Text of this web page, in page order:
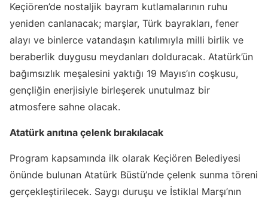
Keçiören’de nostaljik bayram kutlamalarının ruhu
yeniden canlanacak; marşlar, Türk bayrakları, fener
alayı ve binlerce vatandaşın katılımıyla milli birlik ve
beraberlik duygusu meydanları dolduracak. Atatürk’ün
bağımsızlık meşalesini yaktığı 19 Mayıs’ın coşkusu,
gençliğin enerjisiyle birleşerek unutulmaz bir
atmosfere sahne olacak.
Atatürk anıtına çelenk bırakılacak
Program kapsamında ilk olarak Keçiören Belediyesi
önünde bulunan Atatürk Büstü’nde çelenk sunma töreni
gerçekleştirilecek. Saygı duruşu ve İstiklal Marşı’nın